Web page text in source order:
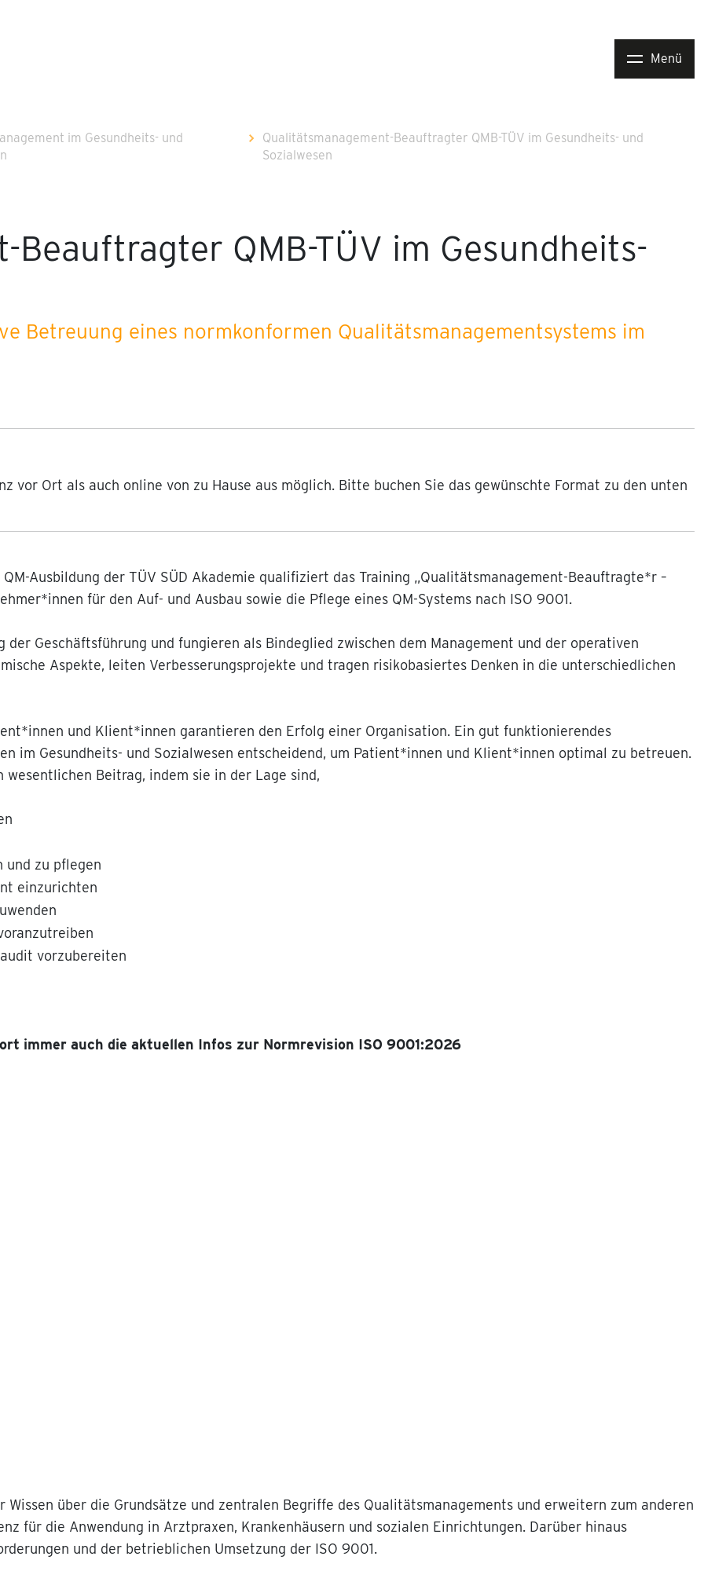
Menü
im Gesundheits- und
Qualitätsmanagement-Beauftragter QMB-TÜV im Gesundheits- und
Sozialwesen
QMB-TÜV im Gesundheits-
Betreuung eines normkonformen Qualitätsmanagementsystems im
vor Ort als auch online von zu Hause aus möglich. Bitte buchen Sie das gewünschte Format zu den unten
Ausbildung der TÜV SÜD Akademie qualifiziert das Training „Qualitätsmanagement-Beauftragte*r –
für den Auf- und Ausbau sowie die Pflege eines QM-Systems nach ISO 9001.
Geschäftsführung und fungieren als Bindeglied zwischen dem Management und der operativen
Aspekte, leiten Verbesserungsprojekte und tragen risikobasiertes Denken in die unterschiedlichen
und Klient*innen garantieren den Erfolg einer Organisation. Ein gut funktionierendes
im Gesundheits- und Sozialwesen entscheidend, um Patient*innen und Klient*innen optimal zu betreuen.
Beitrag, indem sie in der Lage sind,
und zu pflegen
einzurichten
vorzubereiten
immer auch die aktuellen Infos zur Normrevision ISO 9001:2026
über die Grundsätze und zentralen Begriffe des Qualitätsmanagements und erweitern zum anderen
für die Anwendung in Arztpraxen, Krankenhäusern und sozialen Einrichtungen. Darüber hinaus
und der betrieblichen Umsetzung der ISO 9001.